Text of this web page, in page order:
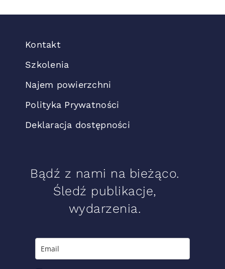
Kontakt
Szkolenia
Najem powierzchni
Polityka Prywatności
Deklaracja dostępności
Bądź z nami na bieżąco.
Śledź publikacje,
wydarzenia.